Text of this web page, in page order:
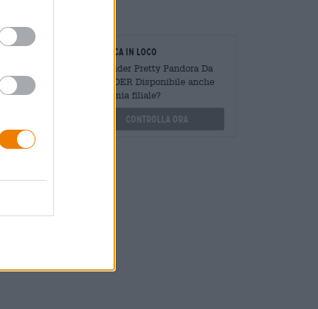
Verifica in loco
È Decider Pretty Pandora Da
DECIDER Disponibile anche
nella mia filiale?
Controlla ora